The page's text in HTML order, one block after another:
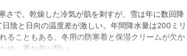
で、乾燥した冷気が肌を刺すが、雪は年に数回降
陰と日向の温度差が激しい。年間降水量は200ミリ
ることもある。冬用の防寒着と保湿クリームが欠か
め、重ね着が賢い。